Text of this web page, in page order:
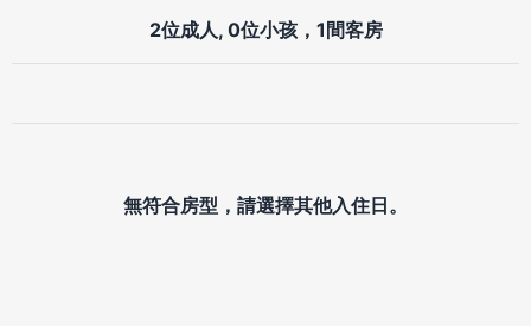
2位成人, 0位小孩，1間客房
無符合房型，請選擇其他入住日。